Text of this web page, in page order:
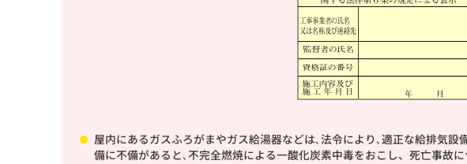
屋内にあるガスふろがまやガス給湯器などは､法令により､適正な給排気
備に不備があると､不完全燃焼による一酸化炭素中毒をおこし、死亡事故